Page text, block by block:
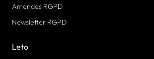
Amendes RGPD
Newsletter RGPD
Leto